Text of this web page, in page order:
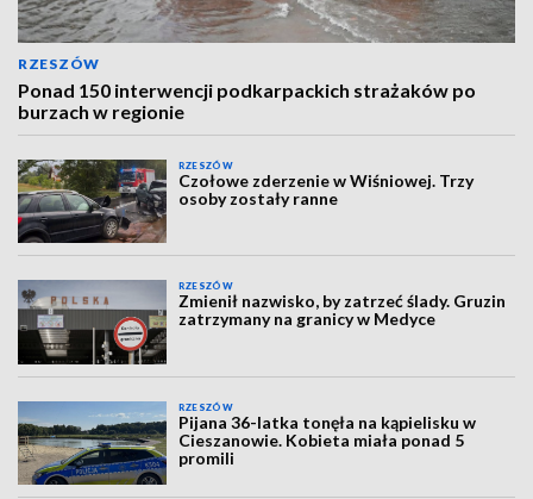
RZESZÓW
Ponad 150 interwencji podkarpackich strażaków po
burzach w regionie
RZESZÓW
Czołowe zderzenie w Wiśniowej. Trzy
osoby zostały ranne
RZESZÓW
Zmienił nazwisko, by zatrzeć ślady. Gruzin
zatrzymany na granicy w Medyce
RZESZÓW
Pijana 36-latka tonęła na kąpielisku w
Cieszanowie. Kobieta miała ponad 5
promili